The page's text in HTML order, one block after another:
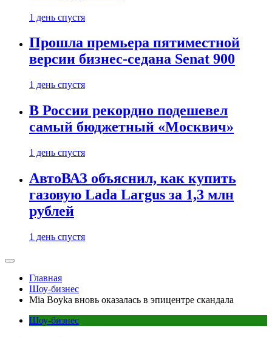
1 день спустя
Прошла премьера пятиместной
версии бизнес-седана Senat 900
1 день спустя
В России рекордно подешевел
самый бюджетный «Москвич»
1 день спустя
АвтоВАЗ объяснил, как купить
газовую Lada Largus за 1,3 млн
рублей
1 день спустя
Главная
Шоу-бизнес
Mia Boyka вновь оказалась в эпицентре скандала
Шоу-бизнес